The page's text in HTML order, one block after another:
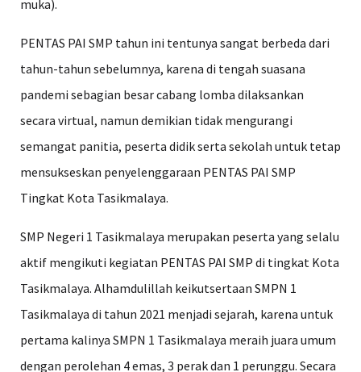
muka).
PENTAS PAI SMP tahun ini tentunya sangat berbeda dari
tahun-tahun sebelumnya, karena di tengah suasana
pandemi sebagian besar cabang lomba dilaksankan
secara virtual, namun demikian tidak mengurangi
semangat panitia, peserta didik serta sekolah untuk tetap
mensukseskan penyelenggaraan PENTAS PAI SMP
Tingkat Kota Tasikmalaya.
SMP Negeri 1 Tasikmalaya merupakan peserta yang selalu
aktif mengikuti kegiatan PENTAS PAI SMP di tingkat Kota
Tasikmalaya. Alhamdulillah keikutsertaan SMPN 1
Tasikmalaya di tahun 2021 menjadi sejarah, karena untuk
pertama kalinya SMPN 1 Tasikmalaya meraih juara umum
dengan perolehan 4 emas, 3 perak dan 1 perunggu. Secara